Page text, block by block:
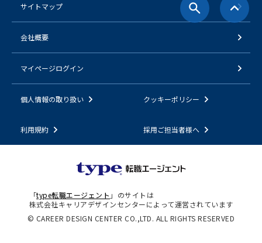
サイトマップ
会社概要
マイページログイン
個人情報の取り扱い クッキーポリシー
利用規約 採用ご担当者様へ
「type転職エージェント 」のサイトは
株式会社キャリアデザインセンターによって運営されています
© CAREER DESIGN CENTER CO.,LTD. ALL RIGHTS RESERVED